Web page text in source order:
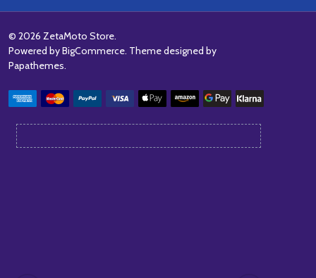
© 2026 ZetaMoto Store.
Powered byBigCommerce. Theme designed by
Papathemes.